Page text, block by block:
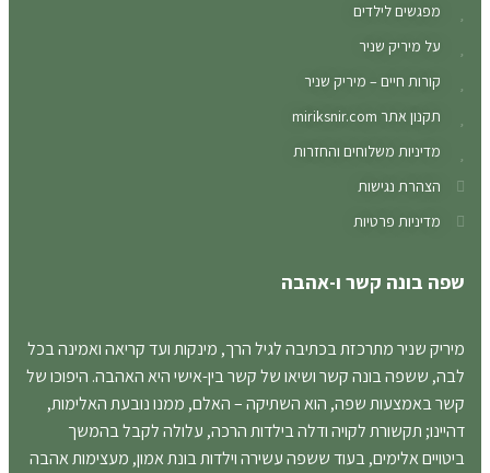
מפגשים לילדים
על מיריק שניר
קורות חיים – מיריק שניר
תקנון אתר miriksnir.com
מדיניות משלוחים והחזרות
הצהרת נגישות
מדיניות פרטיות
שפה בונה קשר ו-אהבה
מיריק שניר מתרכזת בכתיבה לגיל הרך, מינקות ועד קריאה ואמינה בכל
לבה, ששפה בונה קשר ושיאו של קשר בין-אישי היא האהבה. היפוכו של
קשר באמצעות שפה, הוא השתיקה – האלם, ממנו נובעת האלימות,
דהיינו; תקשורת לקויה ודלה בילדות הרכה, עלולה לקבל בהמשך
ביטויים אלימים, בעוד ששפה עשירה וילדות בונת אמון, מעצימות אהבה